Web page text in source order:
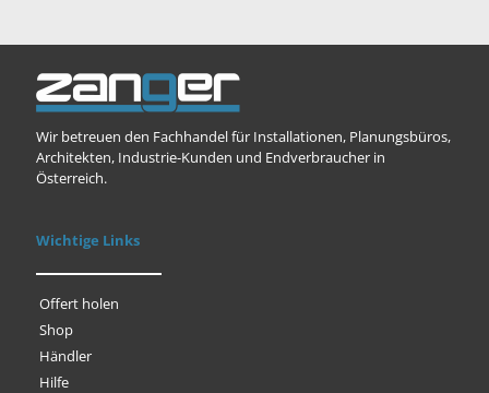
Wir betreuen den Fachhandel für Installationen, Planungsbüros,
Architekten, Industrie-Kunden und Endverbraucher in
Österreich.
Wichtige Links
Offert holen
Shop
Händler
Hilfe